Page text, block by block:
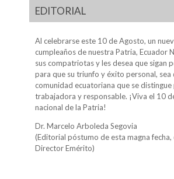
EDITORIAL
Al celebrarse este 10 de Agosto, un
cumpleaños de nuestra Patria, Ecuador
sus compatriotas y les desea que sigan
para que su triunfo y éxito personal, sea
comunidad ecuatoriana que se
trabajadora y responsable. ¡Viva el 10
nacional de la Patria!
Dr. Marcelo Arboleda Segovia
(Editorial póstumo de esta magna
Director Emérito)